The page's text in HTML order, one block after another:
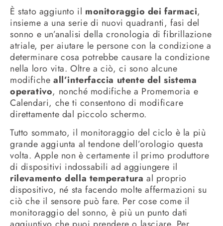
È stato aggiunto il monitoraggio dei farmaci,
insieme a una serie di nuovi quadranti, fasi del
sonno e un’analisi della cronologia di fibrillazione
atriale, per aiutare le persone con la condizione a
determinare cosa potrebbe causare la condizione
nella loro vita. Oltre a ciò, ci sono alcune
modifiche all’interfaccia utente del sistema
operativo, nonché modifiche a Promemoria e
Calendari, che ti consentono di modificare
direttamente dal piccolo schermo.
Tutto sommato, il monitoraggio del ciclo è la più
grande aggiunta al tendone dell’orologio questa
volta. Apple non è certamente il primo produttore
di dispositivi indossabili ad aggiungere il
rilevamento della temperatura al proprio
dispositivo, né sta facendo molte affermazioni su
ciò che il sensore può fare. Per cose come il
monitoraggio del sonno, è più un punto dati